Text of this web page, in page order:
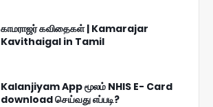
காமராஜர் கவிதைகள் | Kamarajar
Kavithaigal in Tamil
Kalanjiyam App மூலம் NHIS E- Card
download செய்வது எப்படி?